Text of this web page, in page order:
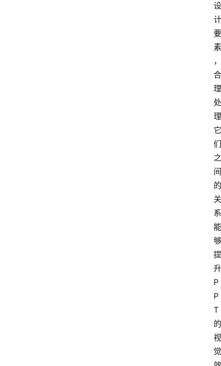
设
计
要
素
，
合
理
处
理
它
们
之
间
的
关
系
能
够
提
升
P
P
T
的
视
觉